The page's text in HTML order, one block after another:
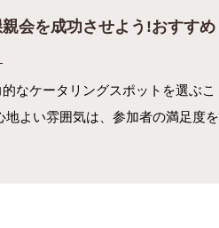
会を成功させよう!おすすめ
なケータリングスポットを選ぶこ
よい雰囲気は、参加者の満足度を